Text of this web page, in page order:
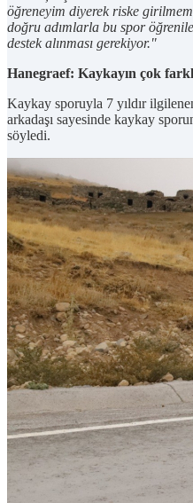
öğreneyim diyerek riske
doğru adımlarla bu spor
destek alınması gerekiyor."
Hanegraef: Kaykayın çok
Kaykay sporuyla 7 yıldır
arkadaşı sayesinde kaykay
söyledi.